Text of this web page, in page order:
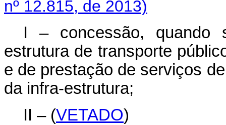
nº 12.815, de 2013)
I – concessão, quando
estrutura de transporte
e de prestação de serviços
da infra-estrutura;
II – (VETADO)